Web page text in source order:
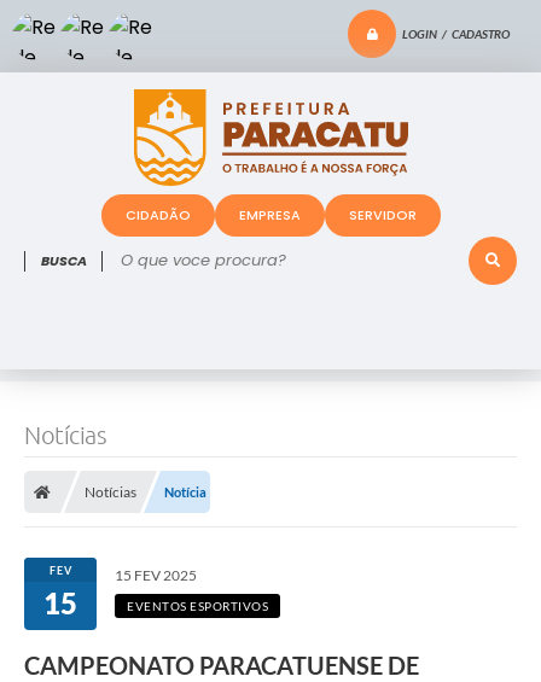
LOGIN / CADASTRO
O que voce procura?
CIDADÃO EMPRESA SERVIDOR
Notícias
Notícias Notícia
FEV
15
15 FEV 2025
EVENTOS ESPORTIVOS
CAMPEONATO PARACATUENSE DE